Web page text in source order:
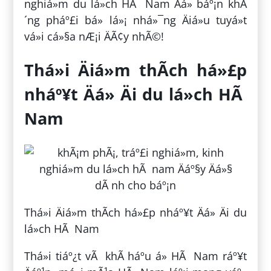
nghiá»m du lá»ch HÃ Nam Äá» báº¡n khÃ
´ng pháº£i bá» lá»¡ nhá»¯ng Äiá»u tuyá»t
vá»i cá»§a nÆ¡i ÄÃ¢y nhÃ©!
Thá»i Äiá»m thÃ­ch há»£p
nháº¥t Äá» Äi du lá»ch HÃ
Nam
Thá»i Äiá»m thÃ­ch há»£p nháº¥t Äá» Äi du
lá»ch HÃ Nam
Thá»i tiáº¿t vÃ khÃ­ háº­u á» HÃ Nam ráº¥t